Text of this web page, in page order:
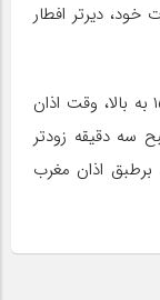
دیرتر افطار
این اداره تاکید کرد که برای ساکنان طبقات ۱۵۰ به بالا، وقت اذان
سه دقیقه زودتر
است؛ اما ساکنان طبقات پایین تر از طبقه ۸۰ برطبق اذان مغرب